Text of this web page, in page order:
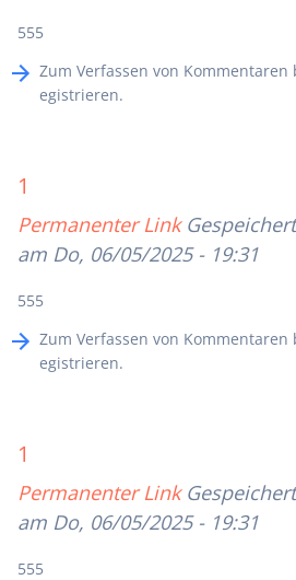
555
Zum Verfassen von Kommentaren
egistrieren.
1
Permanenter Link
am Do, 06/05/2025 - 19:31
555
Zum Verfassen von Kommentaren
egistrieren.
1
Permanenter Link
am Do, 06/05/2025 - 19:31
555